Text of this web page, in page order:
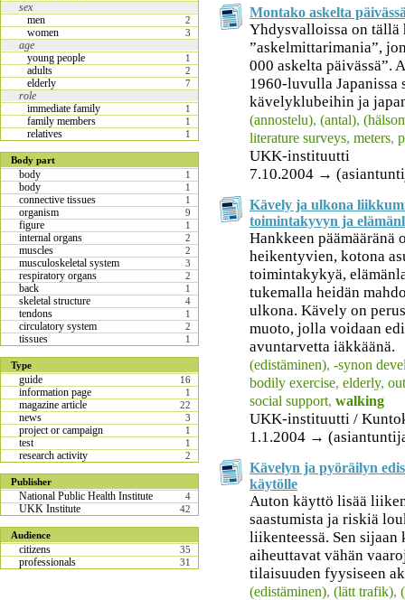
sex
men
2
women 3
age
young people
1
adults 2
elderly 7
role
immediate family
1
family members 1
relatives 1
Body part
body 1
body 1
connective tissues 1
organism 9
figure 1
internal organs 2
muscles 2
musculoskeletal system 3
respiratory organs 2
back 1
skeletal structure 4
tendons 1
circulatory system 2
tissues 1
Type
guide 16
information page 1
magazine article 22
news 3
project or campaign 1
test 1
research activity 2
Publisher
National Public Health Institute 4
UKK Institute 42
Audience
citizens 35
professionals 31
Montako askelta
Yhdysvalloissa on
”askelmittarimania”,
000 askelta päivässä”.
1960-luvulla
kävelyklubeihin ja
(annostelu), (antal),
literature surveys, meters,
UKK-instituutti
7.10.2004 →
Kävely ja ulkona
toimintakyvyn ja
Hankkeen
heikentyvien, kotona
toimintakykyä,
tukemalla heidän
ulkona. Kävely on
muoto, jolla voidaan
avuntarvetta iäkkäänä.
(edistäminen), -synon
bodily exercise, elderly,
social support, walking
UKK-instituutti /
1.1.2004 →
Kävelyn ja pyöräilyn
käytölle
Auton käyttö lisää
saastumista ja riskiä
liikenteessä. Sen
aiheuttavat vähän
tilaisuuden fyysiseen
(edistäminen), (lätt trafik),